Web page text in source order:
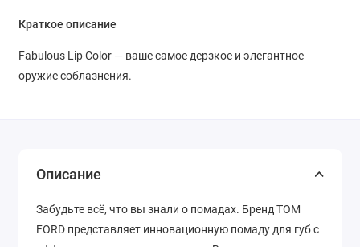
Краткое описание
Fabulous Lip Color — ваше самое дерзкое и элегантное
оружие соблазнения.
Описание
Забудьте всё, что вы знали о помадах. Бренд TOM
FORD представляет инновационную помаду для губ с